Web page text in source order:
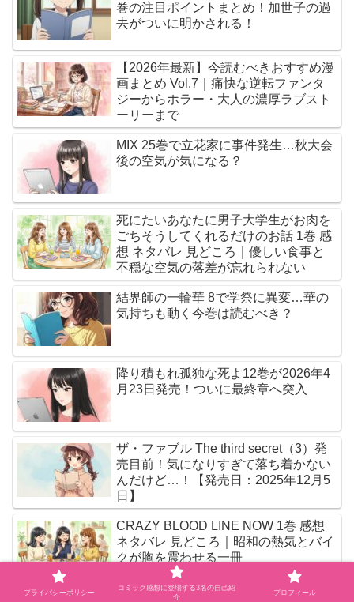
巻の注目ポイントまとめ！加世子の過
去がついに明かされる！
【2026年最新】今読むべきおすすめ漫
画まとめ Vol.7｜痛快な逆転ファンタ
ジーからホラー・大人の濃厚ラブスト
ーリーまで
MIX 25巻で立花家に事件発生…秋大会
後の空気が気になる？
死にたいあなたに男子大学生がお肉を
ごちそうしてくれるだけのお話 1巻 感
想 ネタバレ 見どころ｜優しい食事と
不穏な空気の落差が忘れられない
結界師の一輪華 8で学祭に異変…華の
気持ちも動く今巻は読むべき？
降り積もれ孤独な死よ12巻が2026年4
月23日発売！ついに最終章へ突入
ザ・ファブル The third secret（3）発
売目前！気になりすぎて落ち着かない
んだけど…！【発売日：2025年12月5
日】
CRAZY BLOOD LINE NOW 1巻 感想
ネタバレ 見どころ｜昭和の熱気とバイ
クが胸を震わせる一冊
プライバシーポリシー
コミック感想に登場する3名の自己紹
介
プロフィール